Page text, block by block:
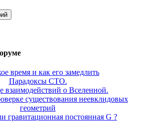
время и как его замедлить
Парадоксы СТО.
взаимодействий о Вселенной.
существования неевклидовых
геометрий
гравитационная постоянная G ?